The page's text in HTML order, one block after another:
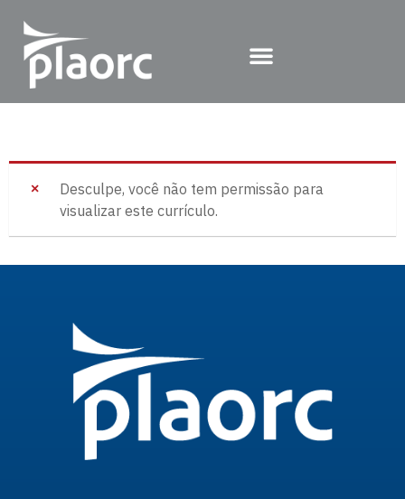
Desculpe, você não tem permissão para
visualizar este currículo.